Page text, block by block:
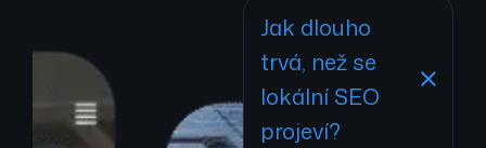
Jak dlouho
trvá, než se
lokální SEO
projeví?